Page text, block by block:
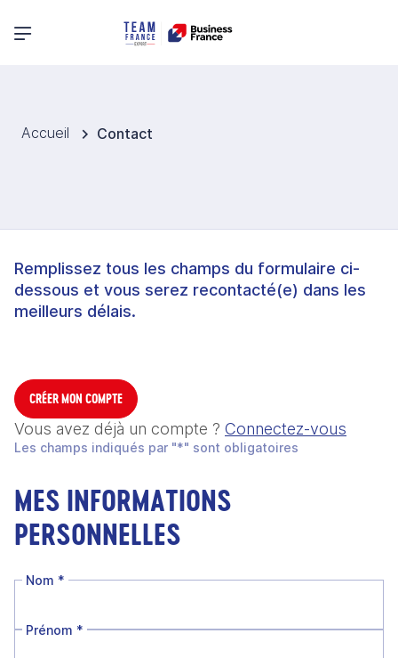
Menu principal
Accueil Contact
Remplissez tous les champs du formulaire ci-
dessous et vous serez recontacté(e) dans les
meilleurs délais.
CRÉER MON COMPTE
Vous avez déjà un compte ? Connectez-vous
Les champs indiqués par "*" sont obligatoires
MES INFORMATIONS
PERSONNELLES
Nom *
Prénom *